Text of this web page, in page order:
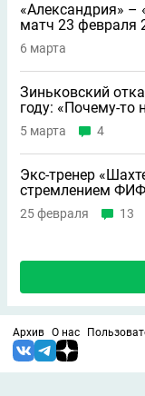
«Александрия» –
матч 23 февраля
6 марта
Зиньковский
году: «Почему-то
5 марта 4
Экс-тренер
стремлением
25 февраля 13
Архив О нас